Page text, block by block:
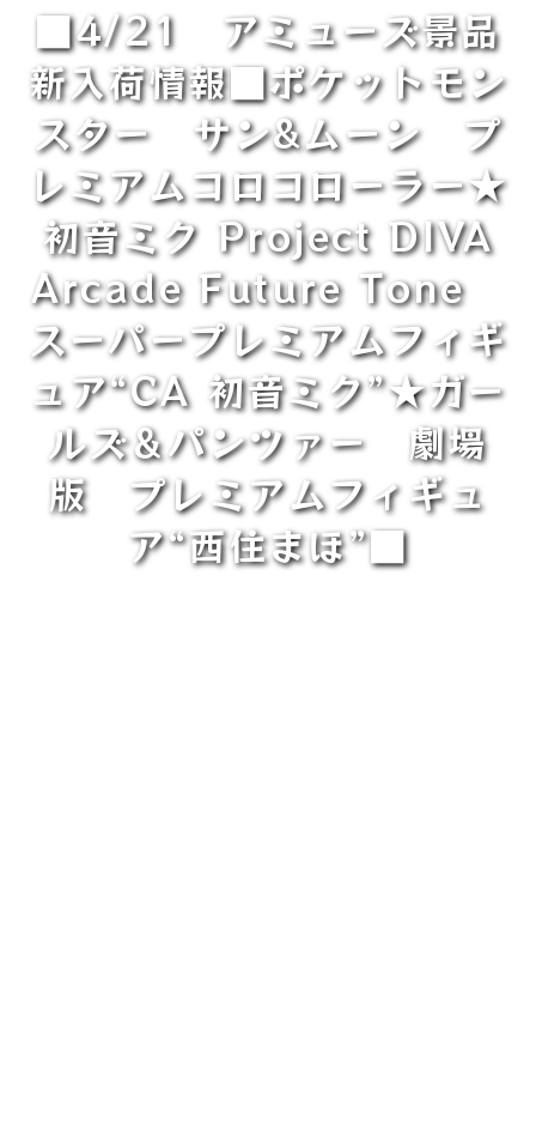
■4/21 アミューズ景品
新入荷情報■ポケットモン
スター サン&ムーン プ
レミアムコロコローラー★
初音ミク Project DIVA
Arcade Future Tone
スーパープレミアムフィギ
ュア“CA 初音ミク”★ガー
ルズ＆パンツァー 劇場
版 プレミアムフィギュ
ア“西住まほ”■